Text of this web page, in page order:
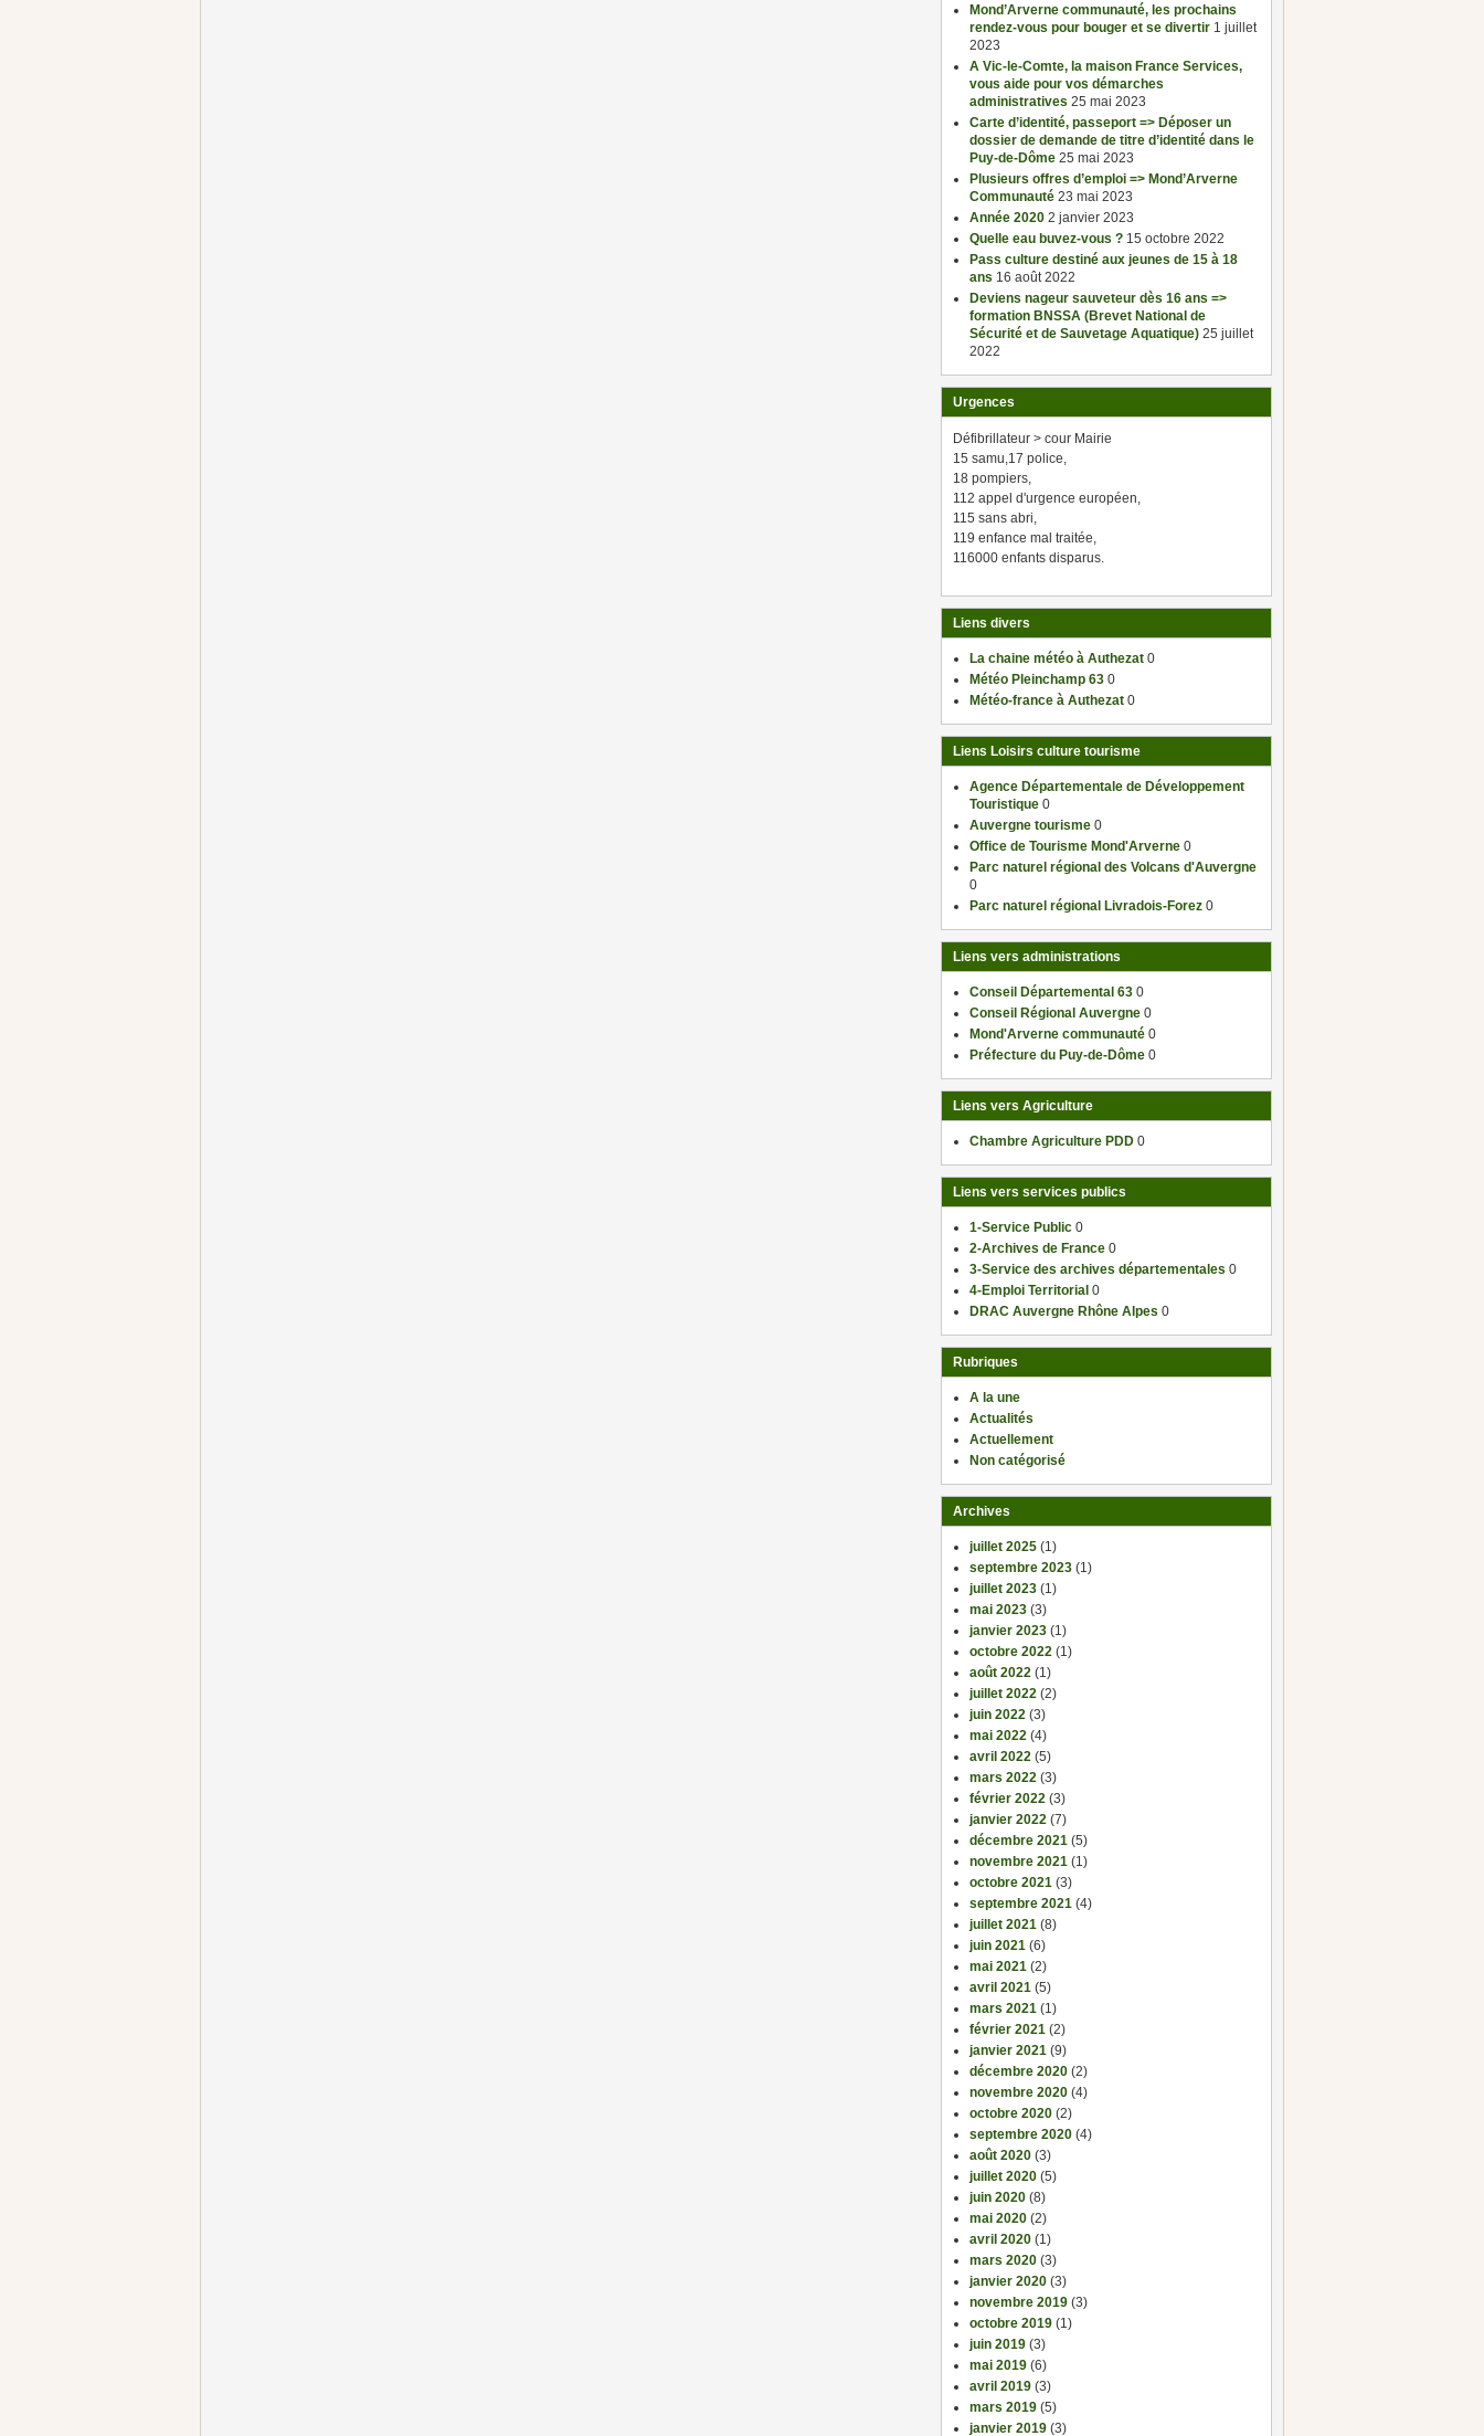
Mond’Arverne communauté, les prochains
rendez-vous pour bouger et se divertir 1 juillet
2023
A Vic-le-Comte, la maison France Services,
vous aide pour vos démarches
administratives 25 mai 2023
Carte d’identité, passeport => Déposer un
dossier de demande de titre d’identité dans le
Puy-de-Dôme 25 mai 2023
Plusieurs offres d’emploi => Mond’Arverne
Communauté 23 mai 2023
Année 2020 2 janvier 2023
Quelle eau buvez-vous ? 15 octobre 2022
Pass culture destiné aux jeunes de 15 à 18
ans 16 août 2022
Deviens nageur sauveteur dès 16 ans =>
formation BNSSA (Brevet National de
Sécurité et de Sauvetage Aquatique) 25 juillet
2022
Urgences
Défibrillateur > cour Mairie
15 samu,17 police,
18 pompiers,
112 appel d'urgence européen,
115 sans abri,
119 enfance mal traitée,
116000 enfants disparus.
Liens divers
La chaine météo à Authezat 0
Météo Pleinchamp 63 0
Météo-france à Authezat 0
Liens Loisirs culture tourisme
Agence Départementale de Développement
Touristique 0
Auvergne tourisme 0
Office de Tourisme Mond'Arverne 0
Parc naturel régional des Volcans d'Auvergne
0
Parc naturel régional Livradois-Forez 0
Liens vers administrations
Conseil Départemental 63 0
Conseil Régional Auvergne 0
Mond'Arverne communauté 0
Préfecture du Puy-de-Dôme 0
Liens vers Agriculture
Chambre Agriculture PDD 0
Liens vers services publics
1-Service Public 0
2-Archives de France 0
3-Service des archives départementales 0
4-Emploi Territorial 0
DRAC Auvergne Rhône Alpes 0
Rubriques
A la une
Actualités
Actuellement
Non catégorisé
Archives
juillet 2025 (1)
septembre 2023 (1)
juillet 2023 (1)
mai 2023 (3)
janvier 2023 (1)
octobre 2022 (1)
août 2022 (1)
juillet 2022 (2)
juin 2022 (3)
mai 2022 (4)
avril 2022 (5)
mars 2022 (3)
février 2022 (3)
janvier 2022 (7)
décembre 2021 (5)
novembre 2021 (1)
octobre 2021 (3)
septembre 2021 (4)
juillet 2021 (8)
juin 2021 (6)
mai 2021 (2)
avril 2021 (5)
mars 2021 (1)
février 2021 (2)
janvier 2021 (9)
décembre 2020 (2)
novembre 2020 (4)
octobre 2020 (2)
septembre 2020 (4)
août 2020 (3)
juillet 2020 (5)
juin 2020 (8)
mai 2020 (2)
avril 2020 (1)
mars 2020 (3)
janvier 2020 (3)
novembre 2019 (3)
octobre 2019 (1)
juin 2019 (3)
mai 2019 (6)
avril 2019 (3)
mars 2019 (5)
janvier 2019 (3)